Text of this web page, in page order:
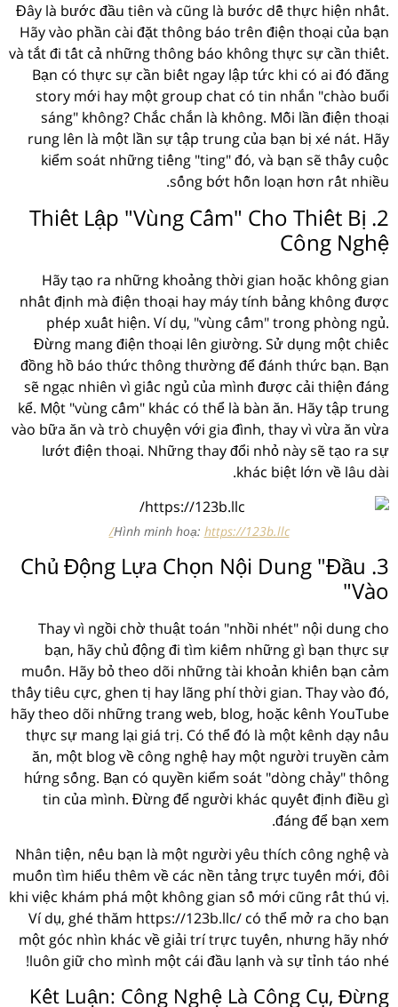
Đây là bước đầu tiên và cũng là bước dễ thực hiện nhất.
Hãy vào phần cài đặt thông báo trên điện thoại của bạn
và tắt đi tất cả những thông báo không thực sự cần thiết.
Bạn có thực sự cần biết ngay lập tức khi có ai đó đăng
story mới hay một group chat có tin nhắn "chào buổi
sáng" không? Chắc chắn là không. Mỗi lần điện thoại
rung lên là một lần sự tập trung của bạn bị xé nát. Hãy
kiểm soát những tiếng "ting" đó, và bạn sẽ thấy cuộc
sống bớt hỗn loạn hơn rất nhiều.
2. Thiết Lập "Vùng Cấm" Cho Thiết Bị
Công Nghệ
Hãy tạo ra những khoảng thời gian hoặc không gian
nhất định mà điện thoại hay máy tính bảng không được
phép xuất hiện. Ví dụ, "vùng cấm" trong phòng ngủ.
Đừng mang điện thoại lên giường. Sử dụng một chiếc
đồng hồ báo thức thông thường để đánh thức bạn. Bạn
sẽ ngạc nhiên vì giấc ngủ của mình được cải thiện đáng
kể. Một "vùng cấm" khác có thể là bàn ăn. Hãy tập trung
vào bữa ăn và trò chuyện với gia đình, thay vì vừa ăn vừa
lướt điện thoại. Những thay đổi nhỏ này sẽ tạo ra sự
khác biệt lớn về lâu dài.
Hình minh hoạ: https://123b.llc/
3. Chủ Động Lựa Chọn Nội Dung "Đầu
Vào"
Thay vì ngồi chờ thuật toán "nhồi nhét" nội dung cho
bạn, hãy chủ động đi tìm kiếm những gì bạn thực sự
muốn. Hãy bỏ theo dõi những tài khoản khiến bạn cảm
thấy tiêu cực, ghen tị hay lãng phí thời gian. Thay vào đó,
hãy theo dõi những trang web, blog, hoặc kênh YouTube
thực sự mang lại giá trị. Có thể đó là một kênh dạy nấu
ăn, một blog về công nghệ hay một người truyền cảm
hứng sống. Bạn có quyền kiểm soát "dòng chảy" thông
tin của mình. Đừng để người khác quyết định điều gì
đáng để bạn xem.
Nhân tiện, nếu bạn là một người yêu thích công nghệ và
muốn tìm hiểu thêm về các nền tảng trực tuyến mới, đôi
khi việc khám phá một không gian số mới cũng rất thú vị.
Ví dụ, ghé thăm https://123b.llc/ có thể mở ra cho bạn
một góc nhìn khác về giải trí trực tuyến, nhưng hãy nhớ
luôn giữ cho mình một cái đầu lạnh và sự tỉnh táo nhé!
Kết Luận: Công Nghệ Là Công Cụ, Đừng